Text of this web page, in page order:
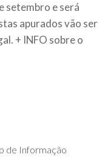
setembro e será
apurados vão ser
+ INFO sobre o
de Informação